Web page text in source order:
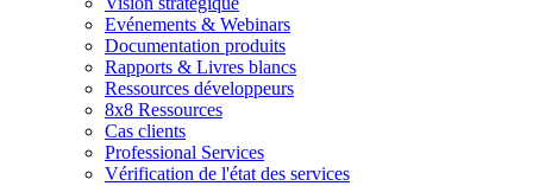
Evénements & Webinars
Documentation produits
Rapports & Livres blancs
Ressources développeurs
8x8 Ressources
Cas clients
Professional Services
Vérification de l'état des services